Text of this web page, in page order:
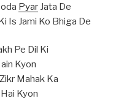
Pyar Jata De
Is Jami Ko Bhiga De
Pe Dil Ki
Kyon
Mahak Ka
Kyon